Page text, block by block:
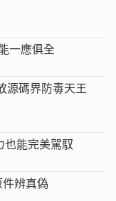
一應俱全
碼界防毒天王
能完美駕馭
辨真偽